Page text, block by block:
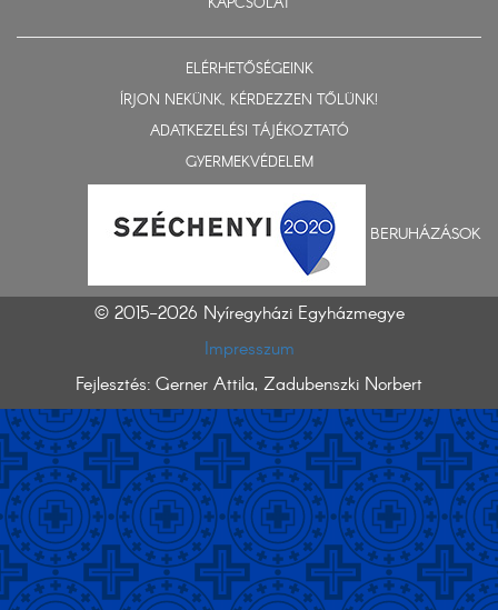
KAPCSOLAT
ELÉRHETŐSÉGEINK
ÍRJON NEKÜNK, KÉRDEZZEN TŐLÜNK!
ADATKEZELÉSI TÁJÉKOZTATÓ
GYERMEKVÉDELEM
BERUHÁZÁSOK
© 2015-2026 Nyíregyházi Egyházmegye
Impresszum
Fejlesztés: Gerner Attila, Zadubenszki Norbert